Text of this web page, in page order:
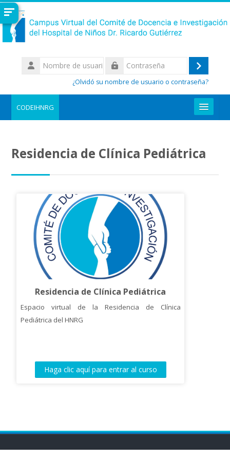
Salta al contenido principal
Nombre
de
Acceder
¿Olvidó su nombre de usuario o contraseña?
CODEIHNRG
Buscar
cursos
Residencia de Clínica Pediátrica
Residencia de Clínica Pediátrica
Espacio virtual de la Residencia de Clínica
Pediátrica del HNRG
Haga clic aquí para entrar al curso